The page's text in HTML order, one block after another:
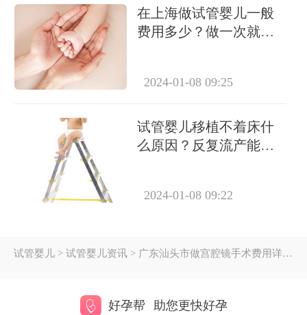
在上海做试管婴儿一般
费用多少？做一次就能
2024-01-08 09:25
试管婴儿移植不着床什
么原因？反复流产能做
2024-01-08 09:22
试管婴儿 > 试管婴儿资讯 > 广东汕头市做宫腔镜手术费用详解：价格范围及影响因素
好孕帮 助您更快好孕